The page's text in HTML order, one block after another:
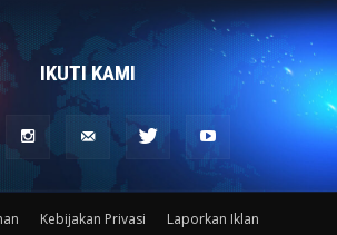
IKUTI KAMI
Kebijakan Privasi
Laporkan Iklan